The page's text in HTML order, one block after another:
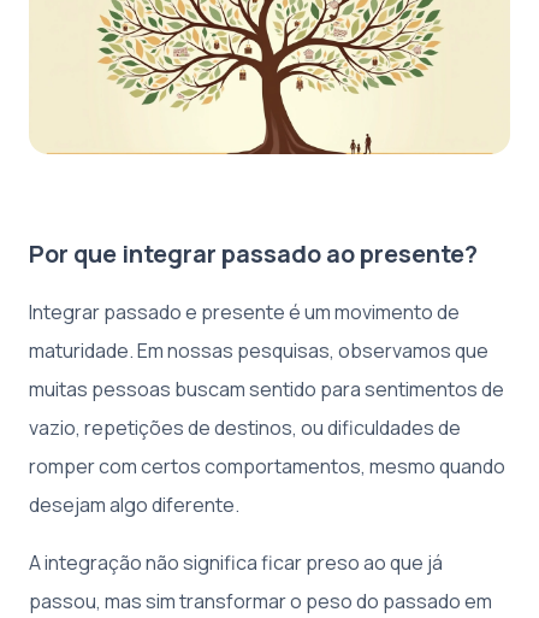
Por que integrar passado ao presente?
Integrar passado e presente é um movimento de
maturidade. Em nossas pesquisas, observamos que
muitas pessoas buscam sentido para sentimentos de
vazio, repetições de destinos, ou dificuldades de
romper com certos comportamentos, mesmo quando
desejam algo diferente.
A integração não significa ficar preso ao que já
passou, mas sim transformar o peso do passado em